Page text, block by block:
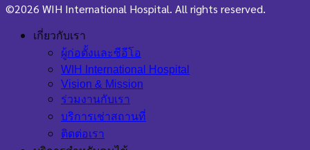
©2026 WIH International Hospital. All rights reserved.
เกี่ยวกับเรา
ผู้ก่อตั้งและซีอีโอ
WIH International Hospital
Vision & Mission
ร่วมงานกับเรา
บริการเช่าสถานที่
ติดต่อเรา